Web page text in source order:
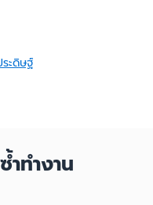
ะดิษฐ์
ำทำงาน